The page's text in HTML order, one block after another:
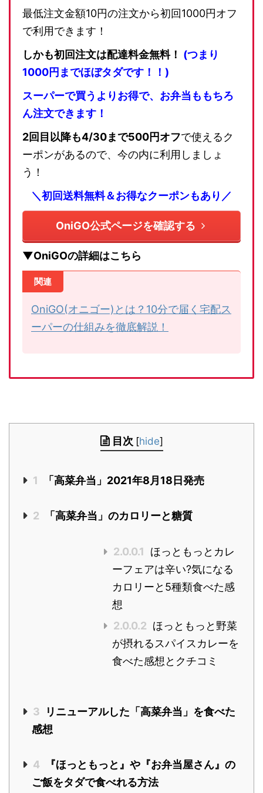
最低注文金額10円の注文から初回1000円オフ
で利用できます！
しかも初回注文は配達料金無料！ (つまり
1000円までほぼタダです！！)
スーパーで買うよりお得で、お弁当ももちろ
ん注文できます！
2回目以降も4/30まで500円オフで使えるク
ーポンがあるので、今の内に利用しましょ
う！
＼初回送料無料＆お得なクーポンもあり／
OniGO公式ページを確認する
▼OniGOの詳細はこちら
関連
OniGO(オニゴー)とは？10分で届く宅配ス
ーパーの仕組みを徹底解説！
目次 [hide]
1 「高菜弁当」2021年8月18日発売
2 「高菜弁当」のカロリーと糖質
2.0.0.1
ほっともっとカレ
ーフェアは辛い?気になる
カロリーと5種類食べた感
想
2.0.0.2 ほっともっと野菜
が摂れるスパイスカレーを
食べた感想とクチコミ
3
リニューアルした「高菜弁当」を食べた
感想
4
『ほっともっと』や『お弁当屋さん』の
ご飯をタダで食べれる方法